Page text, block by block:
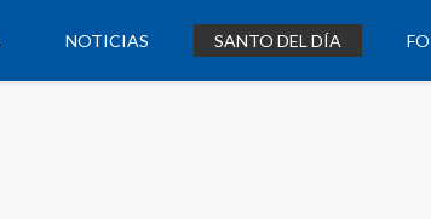
NOTICIAS SANTO DEL DÍA